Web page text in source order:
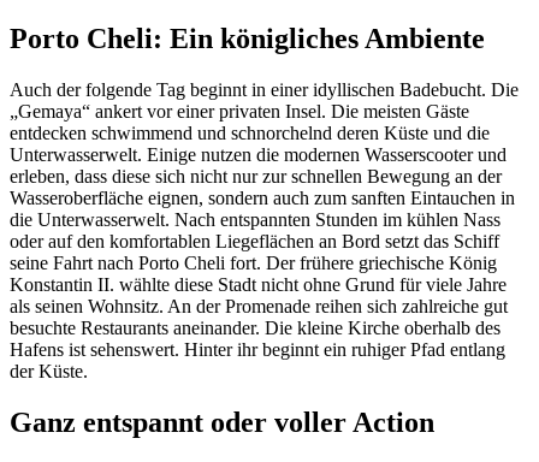
Porto Cheli: Ein königliches Ambiente
Auch der folgende Tag beginnt in einer idyllischen Badebucht. Die
„Gemaya“ ankert vor einer privaten Insel. Die meisten Gäste
entdecken schwimmend und schnorchelnd deren Küste und die
Unterwasserwelt. Einige nutzen die modernen Wasserscooter und
erleben, dass diese sich nicht nur zur schnellen Bewegung an der
Wasseroberfläche eignen, sondern auch zum sanften Eintauchen in
die Unterwasserwelt. Nach entspannten Stunden im kühlen Nass
oder auf den komfortablen Liegeflächen an Bord setzt das Schiff
seine Fahrt nach Porto Cheli fort. Der frühere griechische König
Konstantin II. wählte diese Stadt nicht ohne Grund für viele Jahre
als seinen Wohnsitz. An der Promenade reihen sich zahlreiche gut
besuchte Restaurants aneinander. Die kleine Kirche oberhalb des
Hafens ist sehenswert. Hinter ihr beginnt ein ruhiger Pfad entlang
der Küste.
Ganz entspannt oder voller Action